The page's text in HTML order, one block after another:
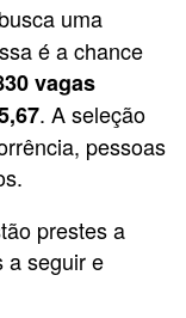
uma
é a chance
vagas
. A seleção
pessoas
prestes a
a seguir e